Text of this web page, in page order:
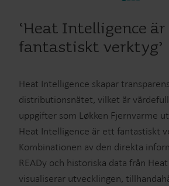
‘Heat Intelligence
fantastiskt verktyg’
Heat Intelligence skapar
distributionsnätet, vilket är
uppgifter som Løkken Fjernvarme
Heat Intelligence är ett fantastiskt
Kombinationen av den direkta
READy och historiska data från
visualiserar utvecklingen,